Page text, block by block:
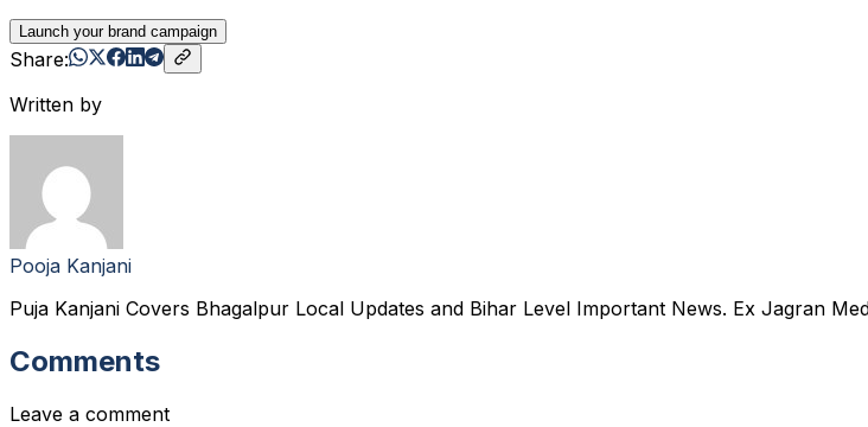
Launch your brand campaign
Share:
Written by
Pooja Kanjani
Puja Kanjani Covers Bhagalpur Local Updates and Bihar Level Important News. Ex Jagran
Comments
Leave a comment